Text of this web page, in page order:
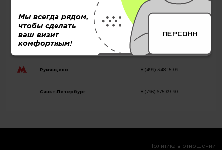
8 (499) 286-85-75
Котельники
Беляево
Румянцево 8 (499) 348-15-09
Санкт-Петербург 8 (796) 675-09-90
Политика в отношении
Мы всегда рядом,
чтобы сделать
ваш визит
комфортным!